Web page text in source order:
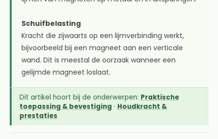
Schuifbelasting
Kracht die zijwaarts op een lijmverbinding werkt,
bijvoorbeeld bij een magneet aan een verticale
wand. Dit is meestal de oorzaak wanneer een
gelijmde magneet loslaat.
Dit artikel hoort bij de onderwerpen: Praktische
toepassing & bevestiging · Houdkracht &
prestaties